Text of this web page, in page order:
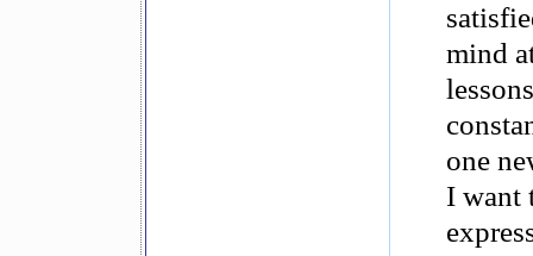
mind
one
I want